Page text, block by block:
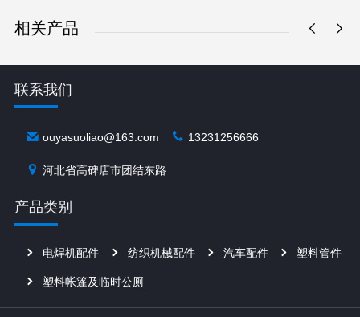
相关产品
联系我们
ouyasuoliao@163.com 13231256666
河北省高碑店市团结东路
产品类别
电焊机配件 纺织机械配件 汽车配件 塑料管件
塑料帐篷及临时公厕